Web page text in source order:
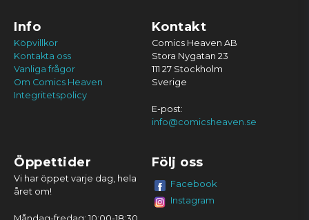
Info
Köpvillkor
Kontakta oss
Vanliga frågor
Om Comics Heaven
Integritetspolicy
Kontakt
Comics Heaven AB
Stora Nygatan 23
111 27 Stockholm
Sverige
E-post:
info@comicsheaven.se
Öppettider
Vi har öppet varje dag, hela
året om!
Följ oss
Facebook
Instagram